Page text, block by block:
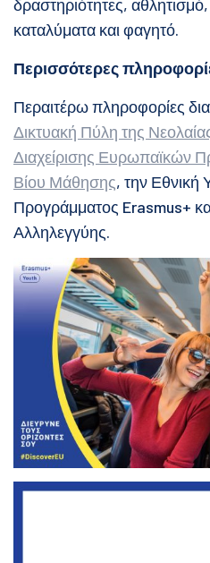
δραστηριότητες,
καταλύματα και φαγητό.
Περισσότερες
Περαιτέρω πληροφορίες
Δικτυακή Πύλη της
Διαχείρισης Ευρωπαϊκών
Βίου Μάθησης, την Εθνική
Προγράμματος Erasmus+
Αλληλεγγύης.